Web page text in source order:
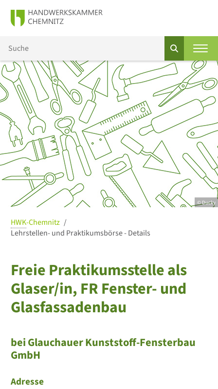
© Ducky
HWK-Chemnitz
Lehrstellen- und Praktikumsbörse - Details
Freie Praktikumsstelle als
Glaser/in, FR Fenster- und
Glasfassadenbau
bei Glauchauer Kunststoff-Fensterbau
GmbH
Adresse